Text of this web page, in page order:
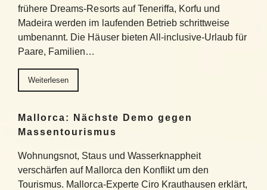
frühere Dreams-Resorts auf Teneriffa, Korfu und
Madeira werden im laufenden Betrieb schrittweise
umbenannt. Die Häuser bieten All-inclusive-Urlaub für
Paare, Familien…
Weiterlesen
Mallorca: Nächste Demo gegen
Massentourismus
Wohnungsnot, Staus und Wasserknappheit
verschärfen auf Mallorca den Konflikt um den
Tourismus. Mallorca-Experte Ciro Krauthausen erklärt,